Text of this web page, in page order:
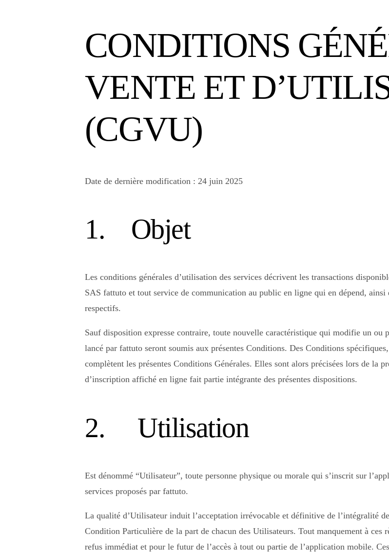
CONDITIONS
VENTE ET
(CGVU)
Date de dernière modification : 24 juin 2025
1. Objet
Les conditions générales d’utilisation des services décrivent les transactions
SAS fattuto et tout service de communication au public en ligne qui en dépend,
respectifs.
Sauf disposition expresse contraire, toute nouvelle caractéristique qui modifie un ou
lancé par fattuto seront soumis aux présentes Conditions. Des Conditions
complètent les présentes Conditions Générales. Elles sont alors précisées lors de la
d’inscription affiché en ligne fait partie intégrante des présentes dispositions.
2. Utilisation
Est dénommé “Utilisateur”, toute personne physique ou morale qui s’inscrit sur
services proposés par fattuto.
La qualité d’Utilisateur induit l’acceptation irrévocable et définitive de l’intégralité
Condition Particulière de la part de chacun des Utilisateurs. Tout manquement à ces
refus immédiat et pour le futur de l’accès à tout ou partie de l’application mobile.